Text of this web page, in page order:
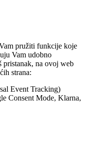
pružiti funkcije koje
Vam udobno
pristanak, na ovoj web
strana:
Event Tracking)
Consent Mode, Klarna,